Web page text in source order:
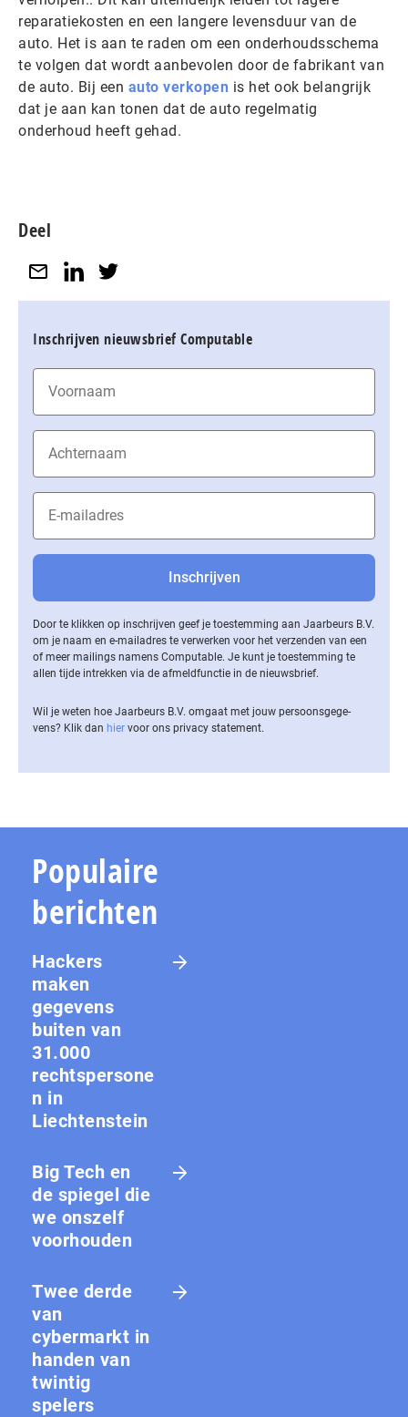
reparatiekosten en een langere levensduur van de
auto. Het is aan te raden om een onderhoudsschema
te volgen dat wordt aanbevolen door de fabrikant van
de auto. Bij een auto verkopen is het ook belangrijk
dat je aan kan tonen dat de auto regelmatig
onderhoud heeft gehad.
Deel
Inschrijven nieuwsbrief Computable
Door te klikken op inschrijven geef je toestemming aan Jaarbeurs B.V.
om je naam en e-mailadres te verwerken voor het verzenden van een
of meer mailings namens Computable. Je kunt je toestemming te
allen tijde intrekken via de af­meld­func­tie in de nieuwsbrief.
Wil je weten hoe Jaarbeurs B.V. omgaat met jouw per­soons­ge­ge­
vens? Klik dan hier voor ons privacy statement.
Populaire
berichten
Hackers
maken
gegevens
buiten van
31.000
rechtspersone
n in
Liechtenstein
Big Tech en
de spiegel die
we onszelf
voorhouden
Twee derde
van
cybermarkt in
handen van
twintig
spelers